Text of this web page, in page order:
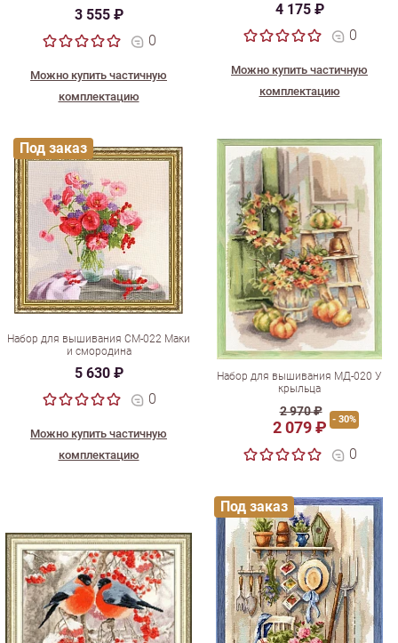
3 555 ₽
0
Можно купить частичную
комплектацию
4 175 ₽
0
Можно купить частичную
комплектацию
Набор для вышивания СМ-022 Маки
и смородина
5 630 ₽
0
Можно купить частичную
комплектацию
Под заказ
Набор для вышивания МД-020 У
крыльца
2 970 ₽
2 079 ₽ - 30%
0
Под заказ